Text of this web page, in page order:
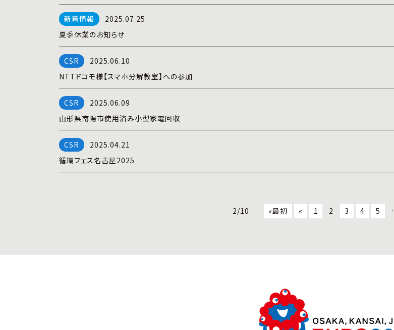
2025.07.25
夏季休業のお知らせ
2025.06.10
NTTドコモ様【スマホ分解教室】への参加
2025.06.09
山形県南陽市使用済み小型家電回収
2025.04.21
循環フェス名古屋2025
2/10 «最初 « 1 2 3 4 5